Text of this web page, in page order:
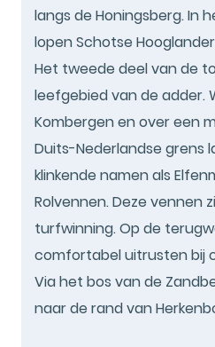
langs de Honingsberg. In
lopen Schotse
Het tweede deel van de
leefgebied van de adder.
Kombergen en over een
Duits-Nederlandse grens
klinkende namen als
Rolvennen. Deze vennen
turfwinning. Op de
comfortabel uitrusten bij
Via het bos van de
naar de rand van